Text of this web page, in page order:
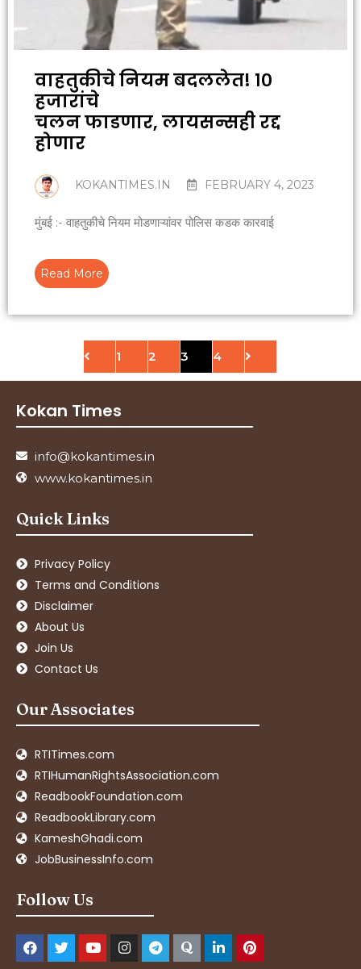
वाहतुकीचे नियम बदललेत! १०
हजारांचे
चलन फाडणार, लायसन्सही रद्द
होणार
KOKANTIMES.IN FEBRUARY 4, 2023
मुंबई :- वाहतुकीचे नियम मोडणाऱ्यांवर पोलिस कडक कारवाई
Read More
1 2 3 4
Kokan Times
info@kokantimes.in
www.kokantimes.in
Quick Links
Privacy Policy
Terms and Conditions
Disclaimer
About Us
Join Us
Contact Us
Our Associates
RTITimes.com
RTIHumanRightsAssociation.com
ReadbookFoundation.com
ReadbookLibrary.com
KameshGhadi.com
JobBusinessInfo.com
Follow Us